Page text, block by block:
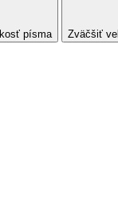
písma Zväčšiť